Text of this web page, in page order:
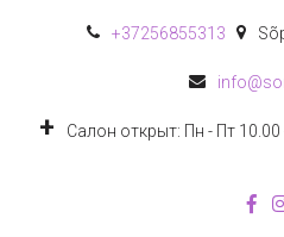
+37256855313
Салон открыт: Пн - Пт